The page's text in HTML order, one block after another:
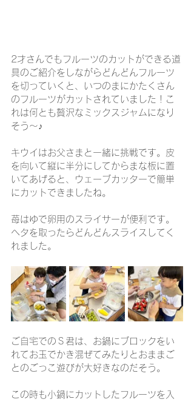
2才さんでもフルーツのカットができる道
具のご紹介をしながらどんどんフルーツ
を切っていくと、いつのまにかたくさん
のフルーツがカットされていました！こ
れは何とも贅沢なミックスジャムになり
そう～♪
キウイはお父さまと一緒に挑戦です。皮
を向いて縦に半分にしてからまな板に置
いてあげると、ウェーブカッターで簡単
にカットできましたね。
苺はゆで卵用のスライサーが便利です。
ヘタを取ったらどんどんスライスしてく
れました。
ご自宅でのＳ君は、お鍋にブロックをい
れてお玉でかき混ぜてみたりとおままご
とのごっこ遊びが大好きなのだそう。
この時も小鍋にカットしたフルーツを入